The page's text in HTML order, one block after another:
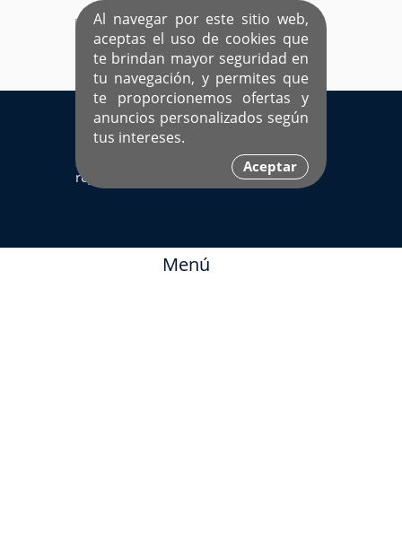
Al navegar por este sitio web,
aceptas el uso de cookies que
te brindan mayor seguridad en
tu navegación, y permites que
te proporcionemos ofertas y
anuncios personalizados según
tus intereses.
Aceptar
EL ÚNICO SITIO DEDICADO A SOLTEROS
HISPANOS COMO TÚ
Ingresa aquí
Sí ya estás
registrado
Menú